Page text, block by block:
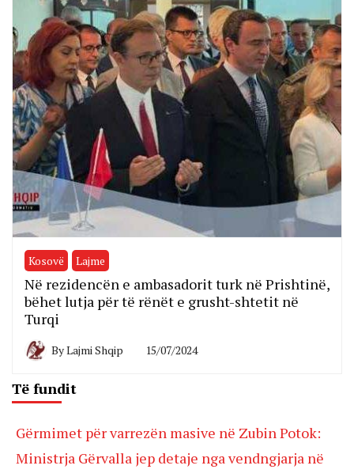
Kosovë Lajme
Në rezidencën e ambasadorit turk në Prishtinë,
bëhet lutja për të rënët e grusht-shtetit në
Turqi
ByLajmi Shqip 15/07/2024
Të fundit
Gërmimet për varrezën masive në Zubin Potok:
Ministrja Gërvalla jep detaje nga vendngjarja në